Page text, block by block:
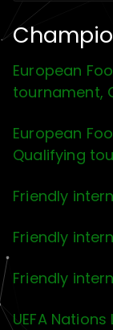
European
tournament,
European
Qualifying
Friendly
Friendly
Friendly
UEFA